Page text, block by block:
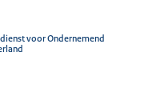
voor Ondernemend